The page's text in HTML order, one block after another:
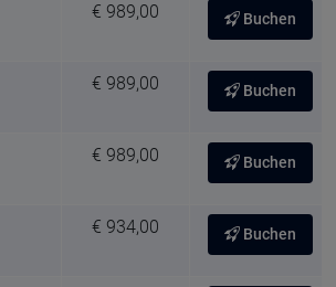
€ 989,00 Buchen
€ 989,00 Buchen
€ 989,00 Buchen
€ 934,00 Buchen